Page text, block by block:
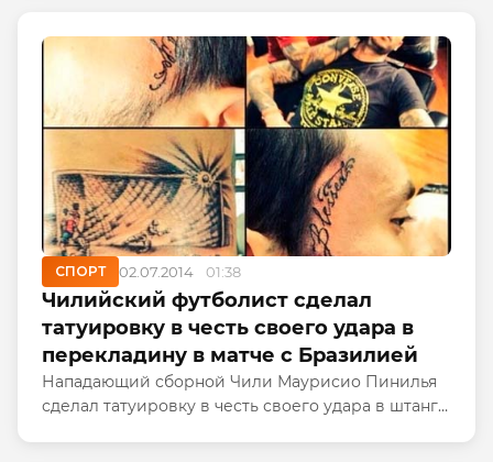
СПОРТ 02.07.2014 01:38
Чилийский футболист сделал
татуировку в честь своего удара в
перекладину в матче с Бразилией
Нападающий сборной Чили Маурисио Пинилья
сделал татуировку в честь своего удара в штангу